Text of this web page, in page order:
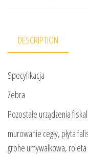
DESCRIPTION
Specyfikacja
Zebra
Pozostałe urządzenia
murowanie cegły, płyta
grohe umywalkowa,